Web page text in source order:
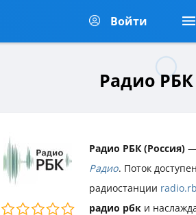
Войти
Радио РБК
Радио РБК (Россия) —
Радио. Поток
радиостанции
радио рбк и